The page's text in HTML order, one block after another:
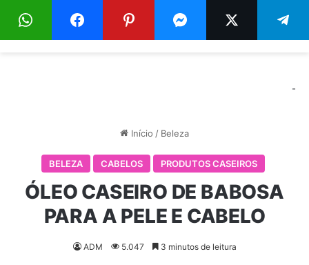
Menu
-
Início / Beleza
BELEZA CABELOS PRODUTOS CASEIROS
ÓLEO CASEIRO DE BABOSA
PARA A PELE E CABELO
ADM 5.047 3 minutos de leitura